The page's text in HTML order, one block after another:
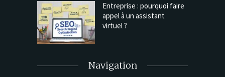
Entreprise : pourquoi faire
appel à un assistant
virtuel ?
Navigation